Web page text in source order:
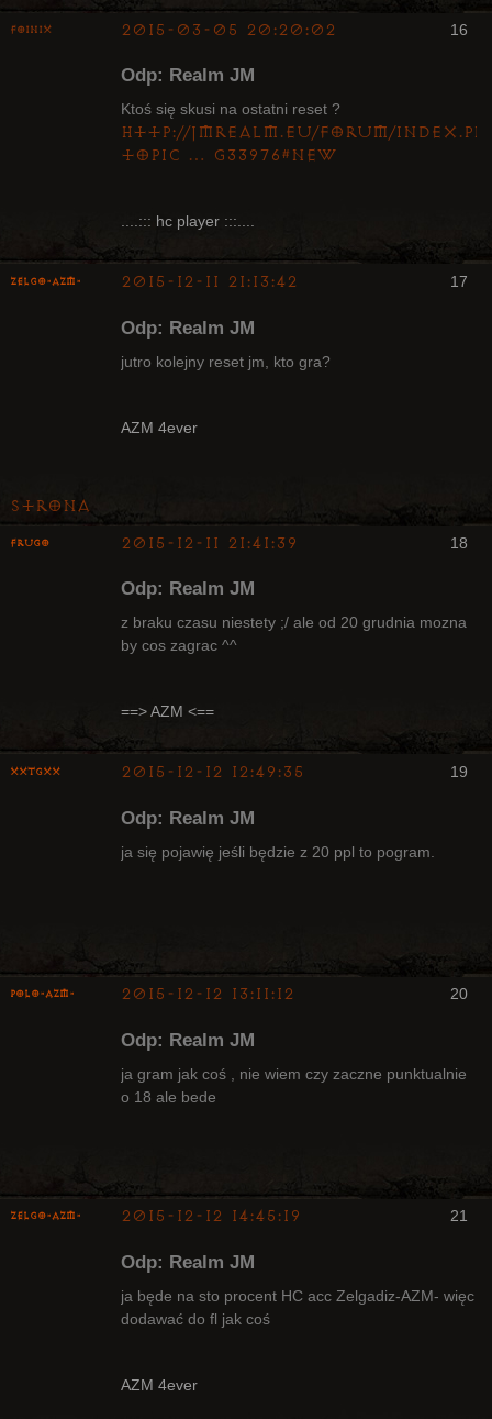
16
Foinix 2015-03-05 20:20:02
Odp: Realm JM
Ktoś się skusi na ostatni reset ?
http://jmrealm.eu/forum/
topic … g33976#new
....::: hc player :::....
17
ZelgO-AZM- 2015-12-11 21:13:42
Odp: Realm JM
jutro kolejny reset jm, kto gra?
AZM 4ever
Strona
18
Frugo 2015-12-11 21:41:39
Odp: Realm JM
z braku czasu niestety ;/ ale od 20 grudnia mozna
by cos zagrac ^^
==> AZM <==
19
XxTGxX 2015-12-12 12:49:35
Odp: Realm JM
ja się pojawię jeśli będzie z 20 ppl to pogram.
20
Polo-AZM- 2015-12-12 13:11:12
Odp: Realm JM
ja gram jak coś , nie wiem czy zaczne punktualnie
o 18 ale bede
21
ZelgO-AZM- 2015-12-12 14:45:19
Odp: Realm JM
ja będe na sto procent HC acc Zelgadiz-AZM- więc
dodawać do fl jak coś
AZM 4ever